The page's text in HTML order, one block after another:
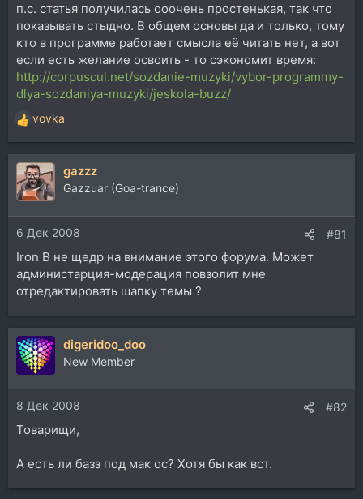
п.с. статья получилась ооочень простенькая, так что
показывать стыдно. В общем основы да и только, тому
кто в программе работает смысла её читать нет, а вот
если есть желание освоить - то сэкономит время:
http://corpuscul.net/sozdanie-muzyki/vybor-programmy-
dlya-sozdaniya-muzyki/jeskola-buzz/
Р
е
а
к
ц
и
и
:
vovka
gazzz
Gazzuar (Goa-trance)
6 Дек 2008 #81
Iron B не щедр на внимание этого форума. Может
администарция-модерация повзолит мне
отредактировать шапку темы ?
digeridoo_doo
New Member
8 Дек 2008 #82
Товарищи,
А есть ли базз под мак ос? Хотя бы как вст.